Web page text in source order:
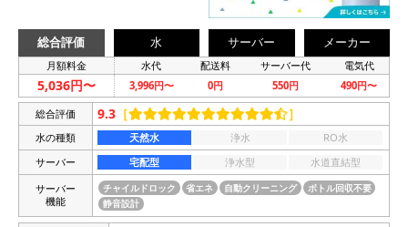
総合評価 水 サーバー メーカー
月額料金 水代 配送料 サーバー代 電気代
5,036円〜 3,996円〜 0円 550円 490円〜
総合評価 9.3 ［ ］
水の種類 天然水 浄水
RO水
サーバー
宅配型 浄水型
水道直結型
サーバー
機能
チャイルドロック 省エネ 自動クリーニング
ボトル回収不要
静音設計